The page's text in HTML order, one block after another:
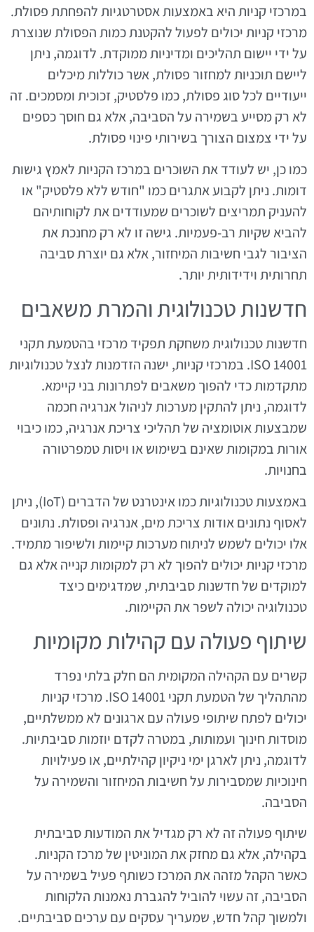
במרכזי קניות היא באמצעות אסטרטגיות להפחתת פסולת.
מרכזי קניות יכולים לפעול להקטנת כמות הפסולת שנוצרת
על ידי יישום תהליכים ומדיניות ממוקדת. לדוגמה, ניתן
ליישם תוכניות למחזור פסולת, אשר כוללות מיכלים
ייעודיים לכל סוג פסולת, כמו פלסטיק, זכוכית ומסמכים. זה
לא רק מסייע בשמירה על הסביבה, אלא גם חוסך כספים
על ידי צמצום הצורך בשירותי פינוי פסולת.
כמו כן, יש לעודד את השוכרים במרכז הקניות לאמץ גישות
דומות. ניתן לקבוע אתגרים כמו "חודש ללא פלסטיק" או
להעניק תמריצים לשוכרים שמעודדים את לקוחותיהם
להביא שקיות רב-פעמיות. גישה זו לא רק מחנכת את
הציבור לגבי חשיבות המיחזור, אלא גם יוצרת סביבה
תחרותית וידידותית יותר.
חדשנות טכנולוגית והמרת משאבים
חדשנות טכנולוגית משחקת תפקיד מרכזי בהטמעת תקני
ISO 14001. במרכזי קניות, ישנה הזדמנות לנצל טכנולוגיות
מתקדמות כדי להפוך משאבים לפתרונות בני קיימא.
לדוגמה, ניתן להתקין מערכות לניהול אנרגיה חכמה
שמבצעות אוטומציה של תהליכי צריכת אנרגיה, כמו כיבוי
אורות במקומות שאינם בשימוש או ויסות טמפרטורה
בחנויות.
באמצעות טכנולוגיות כמו אינטרנט של הדברים (IoT), ניתן
לאסוף נתונים אודות צריכת מים, אנרגיה ופסולת. נתונים
אלו יכולים לשמש לניתוח מערכות קיימות ולשיפור מתמיד.
מרכזי קניות יכולים להפוך לא רק למקומות קנייה אלא גם
למוקדים של חדשנות סביבתית, שמדגימים כיצד
טכנולוגיה יכולה לשפר את הקיימות.
שיתוף פעולה עם קהילות מקומיות
קשרים עם הקהילה המקומית הם חלק בלתי נפרד
מהתהליך של הטמעת תקני ISO 14001. מרכזי קניות
יכולים לפתח שיתופי פעולה עם ארגונים לא ממשלתיים,
מוסדות חינוך ועמותות, במטרה לקדם יוזמות סביבתיות.
לדוגמה, ניתן לארגן ימי ניקיון קהילתיים, או פעילויות
חינוכיות שמסבירות על חשיבות המיחזור והשמירה על
הסביבה.
שיתוף פעולה זה לא רק מגדיל את המודעות סביבתית
בקהילה, אלא גם מחזק את המוניטין של מרכז הקניות.
כאשר הקהל מזהה את המרכז כשותף פעיל בשמירה על
הסביבה, זה עשוי להוביל להגברת נאמנות הלקוחות
ולמשוך קהל חדש, שמעריך עסקים עם ערכים סביבתיים.